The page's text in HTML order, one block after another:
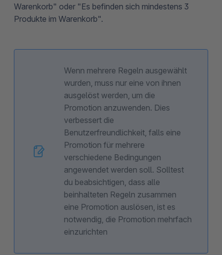
Warenkorb" oder "Es befinden sich mindestens 3
Produkte im Warenkorb".
Wenn mehrere Regeln ausgewählt
wurden, muss nur eine von ihnen
ausgelöst werden, um die
Promotion anzuwenden. Dies
verbessert die
Benutzerfreundlichkeit, falls eine
Promotion für mehrere
verschiedene Bedingungen
angewendet werden soll. Solltest
du beabsichtigen, dass alle
beinhalteten Regeln zusammen
eine Promotion auslösen, ist es
notwendig, die Promotion mehrfach
einzurichten